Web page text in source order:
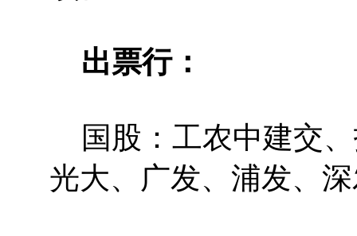
出票行：
国股：工农中建交
光大、广发、浦发、